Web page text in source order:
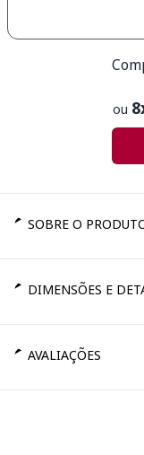
ou
SOBRE O
DIMENSÕES E
AVALIAÇÕES